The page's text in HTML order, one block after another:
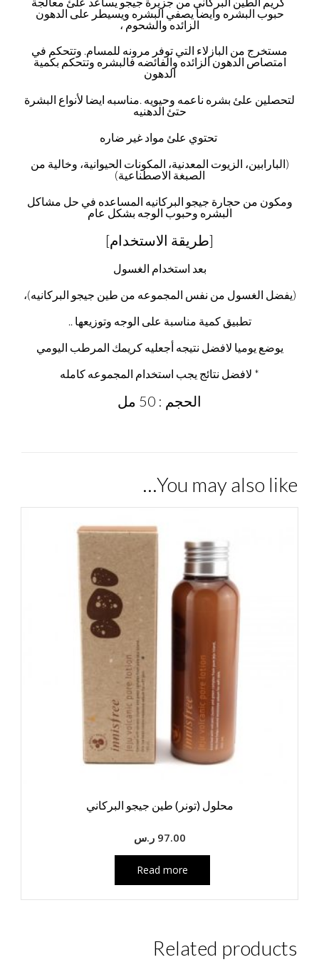
حبوب البشره وايضا يصفي البشره ويسيطر على الدهون
الزائده والشحوم ،
مستخرج من البازلاء التي توفر مرونه للمسام. وتتحكم في
امتصاص الدهون الزائده والفائضه فالبشره وتتحكم بكمية
الدهون
لتحصلين علئ بشره ناعمه وحيويه .مناسبه ايضا لأنواع البشرة
حتئ الدهنيه
تحتوي علئ مواد غير ضاره
(البارابين، الزيوت المعدنية، المكونات الحيوانية، وخالية من
الصبغة الاصطناعية)
ومكون من حجارة جيجو البركانيه المساعده في حل مشاكل
البشره وحبوب الوجه بشكل عام
[طريقة الاستخدام]
بعد استخدام الغسول
(يفضل الغسول من نفس المجموعه من طين جيجو البركانيه)،
تطبيق كمية مناسبة على الوجه وتوزيعها ..
يوضع يوميا لافضل نتيجه أجعليه كريمك المرطب اليومي
* لافضل نتائج يجب استخدام المجموعه كامله
الحجم : 50 مل
You may also like…
محلول (تونر) طين جيجو البركاني
97.00 ر.س
Read more
Related products